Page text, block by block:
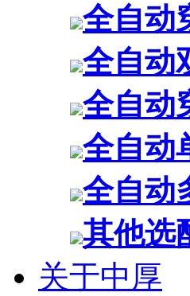
全自动
全自动
全自动
全自动
全自动
其他选
关于中厚